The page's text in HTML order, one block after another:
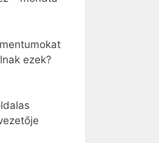
ezek?